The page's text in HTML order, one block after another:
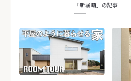
「新堀 萌」の記事